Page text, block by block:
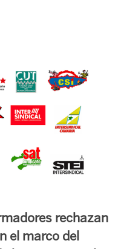
rechazan
el marco del